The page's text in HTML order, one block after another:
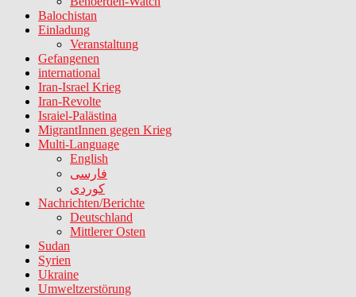
Balochistan
Einladung
Veranstaltung
Gefangenen
international
Iran-Israel Krieg
Iran-Revolte
Israiel-Palästina
MigrantInnen gegen Krieg
Multi-Language
English
فارسی
کوردی
Nachrichten/Berichte
Deutschland
Mittlerer Osten
Sudan
Syrien
Ukraine
Umweltzerstörung